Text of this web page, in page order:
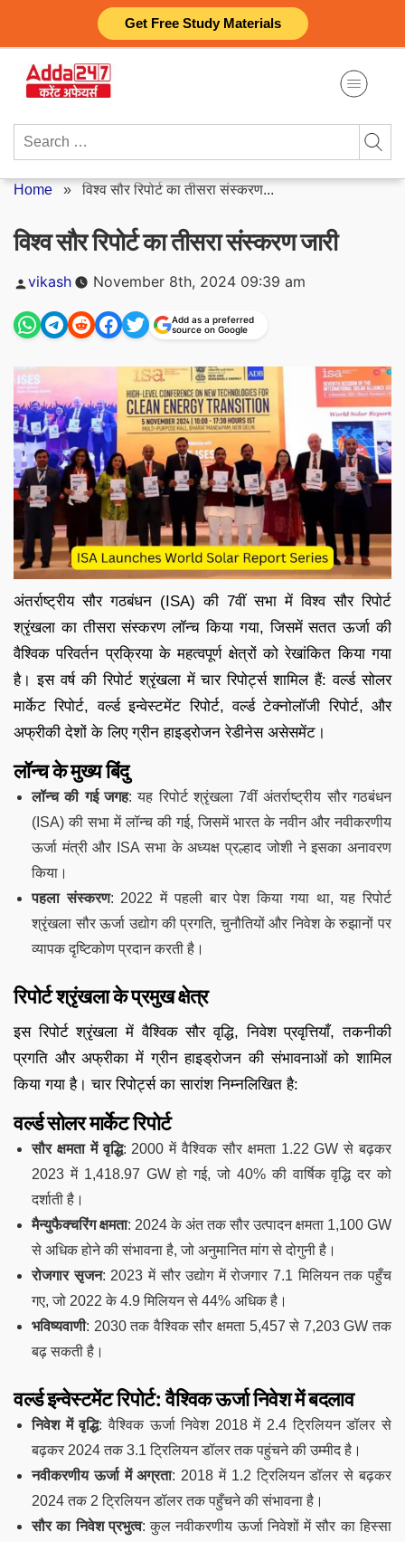
Get Free Study Materials
content
Search
Home »विश्व सौर रिपोर्ट का तीसरा संस्करण...
विश्व सौर रिपोर्ट का तीसरा संस्करण जारी
Posted
vikash November 8th, 2024 09:39 am
Add as a preferred
source on Google
अंतर्राष्ट्रीय सौर गठबंधन (ISA) की 7वीं सभा में विश्व सौर रिपोर्ट
श्रृंखला का तीसरा संस्करण लॉन्च किया गया, जिसमें सतत ऊर्जा की
वैश्विक परिवर्तन प्रक्रिया के महत्वपूर्ण क्षेत्रों को रेखांकित किया गया
है। इस वर्ष की रिपोर्ट श्रृंखला में चार रिपोर्ट्स शामिल हैं: वर्ल्ड सोलर
मार्केट रिपोर्ट, वर्ल्ड इन्वेस्टमेंट रिपोर्ट, वर्ल्ड टेक्नोलॉजी रिपोर्ट, और
अफ्रीकी देशों के लिए ग्रीन हाइड्रोजन रेडीनेस असेसमेंट।
लॉन्च के मुख्य बिंदु
लॉन्च की गई जगह: यह रिपोर्ट श्रृंखला 7वीं अंतर्राष्ट्रीय सौर गठबंधन
(ISA) की सभा में लॉन्च की गई, जिसमें भारत के नवीन और नवीकरणीय
ऊर्जा मंत्री और ISA सभा के अध्यक्ष प्रल्हाद जोशी ने इसका अनावरण
किया।
पहला संस्करण: 2022 में पहली बार पेश किया गया था, यह रिपोर्ट
श्रृंखला सौर ऊर्जा उद्योग की प्रगति, चुनौतियों और निवेश के रुझानों पर
व्यापक दृष्टिकोण प्रदान करती है।
रिपोर्ट श्रृंखला के प्रमुख क्षेत्र
इस रिपोर्ट श्रृंखला में वैश्विक सौर वृद्धि, निवेश प्रवृत्तियाँ, तकनीकी
प्रगति और अफ्रीका में ग्रीन हाइड्रोजन की संभावनाओं को शामिल
किया गया है। चार रिपोर्ट्स का सारांश निम्नलिखित है:
वर्ल्ड सोलर मार्केट रिपोर्ट
सौर क्षमता में वृद्धि: 2000 में वैश्विक सौर क्षमता 1.22 GW से बढ़कर
2023 में 1,418.97 GW हो गई, जो 40% की वार्षिक वृद्धि दर को
दर्शाती है।
मैन्युफैक्चरिंग क्षमता: 2024 के अंत तक सौर उत्पादन क्षमता 1,100 GW
से अधिक होने की संभावना है, जो अनुमानित मांग से दोगुनी है।
रोजगार सृजन: 2023 में सौर उद्योग में रोजगार 7.1 मिलियन तक पहुँच
गए, जो 2022 के 4.9 मिलियन से 44% अधिक है।
भविष्यवाणी: 2030 तक वैश्विक सौर क्षमता 5,457 से 7,203 GW तक
बढ़ सकती है।
वर्ल्ड इन्वेस्टमेंट रिपोर्ट: वैश्विक ऊर्जा निवेश में बदलाव
निवेश में वृद्धि: वैश्विक ऊर्जा निवेश 2018 में 2.4 ट्रिलियन डॉलर से
बढ़कर 2024 तक 3.1 ट्रिलियन डॉलर तक पहुंचने की उम्मीद है।
नवीकरणीय ऊर्जा में अग्रता: 2018 में 1.2 ट्रिलियन डॉलर से बढ़कर
2024 तक 2 ट्रिलियन डॉलर तक पहुँचने की संभावना है।
सौर का निवेश प्रभुत्व: कुल नवीकरणीय ऊर्जा निवेशों में सौर का हिस्सा